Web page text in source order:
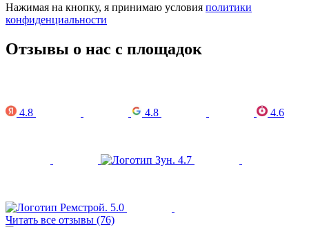
Нажимая на кнопку, я принимаю условия политики
конфиденциальности
Отзывы о нас с площадок
4.8 4.8 4.6
4.7
5.0
Читать все отзывы (76)